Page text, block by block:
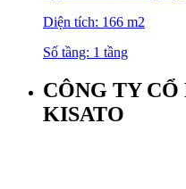
Diện tích: 166 m2
Số tầng: 1 tầng
CÔNG TY
KISATO